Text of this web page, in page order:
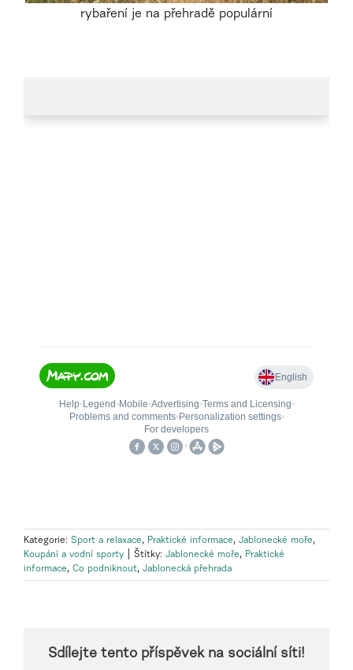
rybaření je na přehradě populární
Kategorie: Sport a relaxace, Praktické informace, Jablonecké moře,
Koupání a vodní sporty
Štítky: Jablonecké moře, Praktické
informace, Co podniknout, Jablonecká přehrada
Sdílejte tento příspěvek na sociální síti!